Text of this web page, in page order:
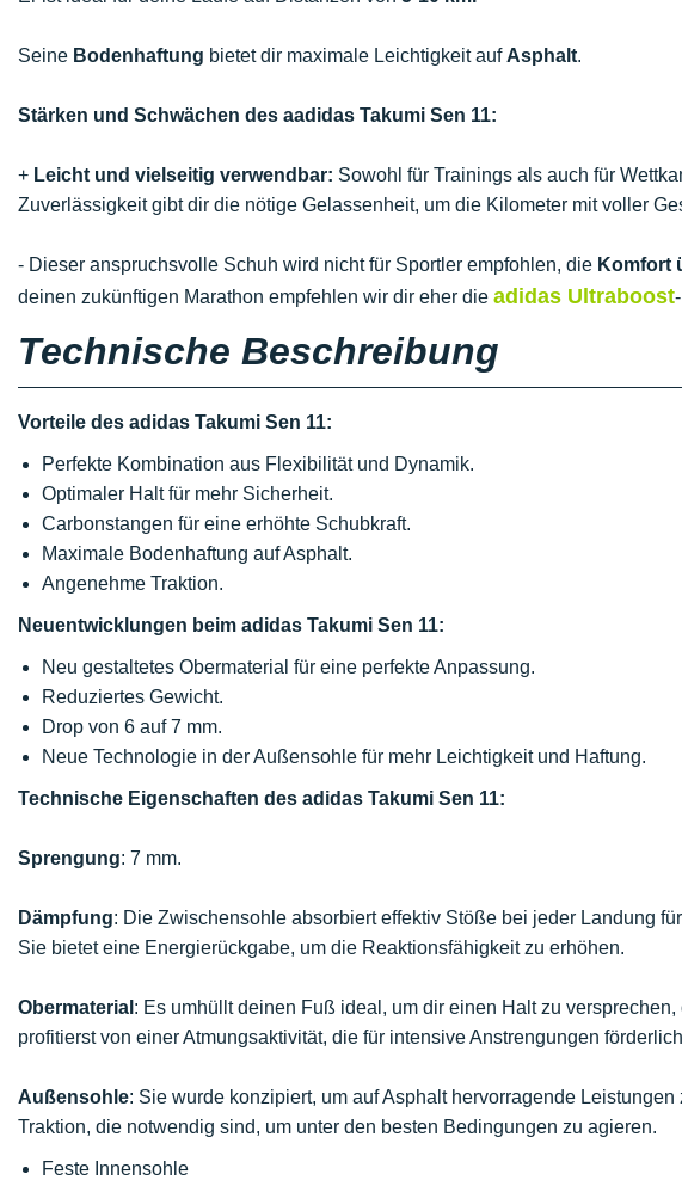
Seine Bodenhaftung bietet dir maximale Leichtigkeit auf Asphalt.
Stärken und Schwächen des aadidas Takumi Sen 11:
+ Leicht und vielseitig verwendbar: Sowohl für Trainings als auch für
Zuverlässigkeit gibt dir die nötige Gelassenheit, um die Kilometer mit voller
- Dieser anspruchsvolle Schuh wird nicht für Sportler empfohlen, die Komfort
deinen zukünftigen Marathon empfehlen wir dir eher die adidas Ultraboost
Technische Beschreibung
Vorteile des adidas Takumi Sen 11:
Perfekte Kombination aus Flexibilität und Dynamik.
Optimaler Halt für mehr Sicherheit.
Carbonstangen für eine erhöhte Schubkraft.
Maximale Bodenhaftung auf Asphalt.
Angenehme Traktion.
Neuentwicklungen beim adidas Takumi Sen 11:
Neu gestaltetes Obermaterial für eine perfekte Anpassung.
Reduziertes Gewicht.
Drop von 6 auf 7 mm.
Neue Technologie in der Außensohle für mehr Leichtigkeit und Haftung.
Technische Eigenschaften des adidas Takumi Sen 11:
Sprengung: 7 mm.
Dämpfung: Die Zwischensohle absorbiert effektiv Stöße bei jeder Landung
Sie bietet eine Energierückgabe, um die Reaktionsfähigkeit zu erhöhen.
Obermaterial : Es umhüllt deinen Fuß ideal, um dir einen Halt zu
profitierst von einer Atmungsaktivität, die für intensive Anstrengungen
Außensohle: Sie wurde konzipiert, um auf Asphalt hervorragende
Traktion, die notwendig sind, um unter den besten Bedingungen zu agieren.
Feste Innensohle